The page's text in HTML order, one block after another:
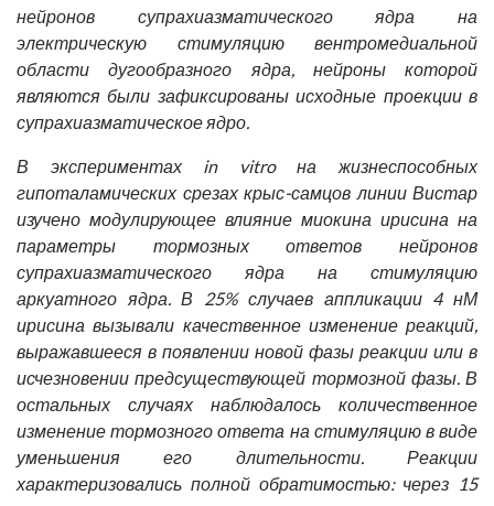
нейронов супрахиазматического ядра на
электрическую стимуляцию вентромедиальной
области дугообразного ядра, нейроны которой
являются были зафиксированы исходные проекции в
супрахиазматическое ядро.
В экспериментах in vitro на жизнеспособных
гипоталамических срезах крыс-самцов линии Вистар
изучено модулирующее влияние миокина ирисина на
параметры тормозных ответов нейронов
супрахиазматического ядра на стимуляцию
аркуатного ядра. В 25% случаев аппликации 4 нМ
ирисина вызывали качественное изменение реакций,
выражавшееся в появлении новой фазы реакции или в
исчезновении предсуществующей тормозной фазы. В
остальных случаях наблюдалось количественное
изменение тормозного ответа на стимуляцию в виде
уменьшения его длительности. Реакции
характеризовались полной обратимостью: через 15